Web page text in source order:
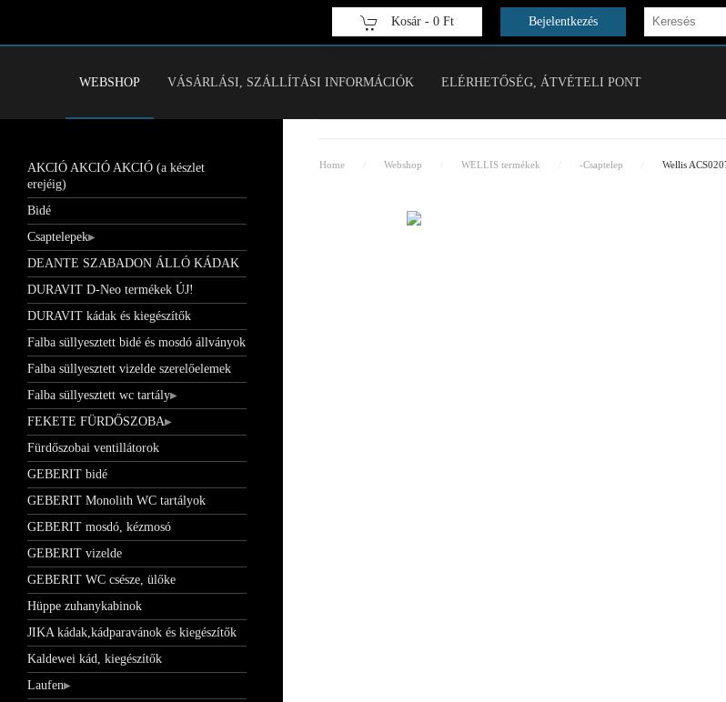
Fő tartalom átugrása
Kosár - 0 Ft Bejelentkezés
WEBSHOP VÁSÁRLÁSI, SZÁLLÍTÁSI INFORMÁCIÓK ELÉRHETŐSÉG, ÁTVÉTELI PONT
Home Webshop WELLIS termékek -Csaptelep Wellis
AKCIÓ AKCIÓ AKCIÓ (a készlet
erejéig)
Bidé
Csaptelepek
DEANTE SZABADON ÁLLÓ KÁDAK
DURAVIT D-Neo termékek ÚJ!
DURAVIT kádak és kiegészítők
Falba süllyesztett bidé és mosdó állványok
Falba süllyesztett vizelde szerelőelemek
Falba süllyesztett wc tartály
FEKETE FÜRDŐSZOBA
Fürdőszobai ventillátorok
GEBERIT bidé
GEBERIT Monolith WC tartályok
GEBERIT mosdó, kézmosó
GEBERIT vizelde
GEBERIT WC csésze, ülőke
Hüppe zuhanykabinok
JIKA kádak,kádparavánok és kiegészítők
Kaldewei kád, kiegészítők
Laufen